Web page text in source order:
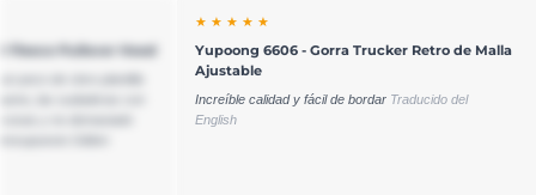
Fleece Pullover Hood
★ ★ ★ ★ ★
Yupoong 6606 - Gorra Trucker Retro de Malla
Ajustable
Increíble calidad y fácil de bordar Traducido del
English